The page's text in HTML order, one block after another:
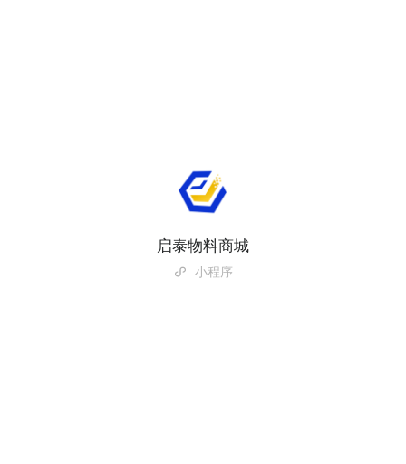
启泰物料商城
小程序